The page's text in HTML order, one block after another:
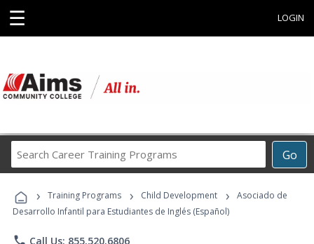
☰ LOGIN
Go
Career
Programs
› Training Programs › Child Development ›
Asociado de
Desarrollo Infantil para Estudiantes de Inglés (Español)
phone Call Us: 855.520.6806